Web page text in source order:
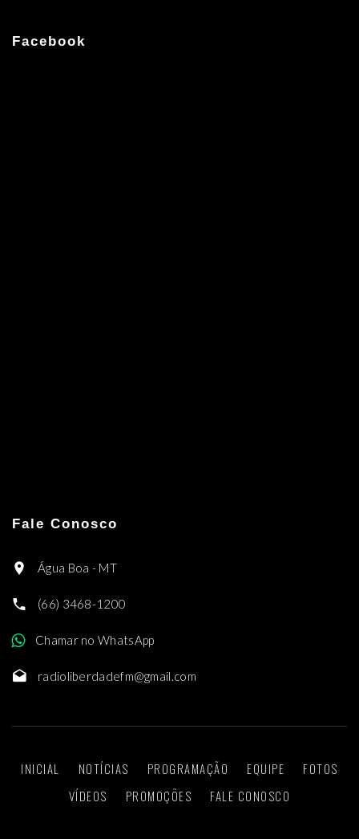
Facebook
Fale Conosco
Água Boa - MT
(66) 3468-1200
Chamar no WhatsApp
radioliberdadefm@gmail.com
INICIAL NOTÍCIAS PROGRAMAÇÃO EQUIPE
FOTOS
VÍDEOS
PROMOÇÕES FALE CONOSCO